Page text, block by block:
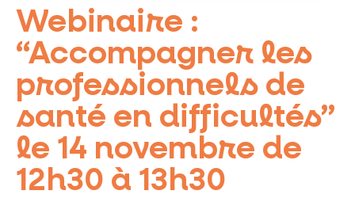
Webinaire :
“Accompagner les
professionnels de
santé en difficultés”
le 14 novembre de
12h30 à 13h30